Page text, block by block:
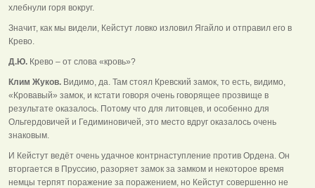
хлебнули горя вокруг.
Значит, как мы видели, Кейстут ловко изловил Ягайло и отправил его в
Крево.
Д.Ю. Крево – от слова «кровь»?
Клим Жуков. Видимо, да. Там стоял Кревский замок, то есть, видимо,
«Кровавый» замок, и кстати говоря очень говорящее прозвище в
результате оказалось. Потому что для литовцев, и особенно для
Ольгердовичей и Гедиминовичей, это место вдруг оказалось очень
знаковым.
И Кейстут ведёт очень удачное контрнаступление против Ордена. Он
вторгается в Пруссию, разоряет замок за замком и некоторое время
немцы терпят поражение за поражением, но Кейстут совершенно не